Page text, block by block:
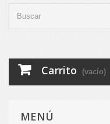
Carrito (vacío)
MENÚ